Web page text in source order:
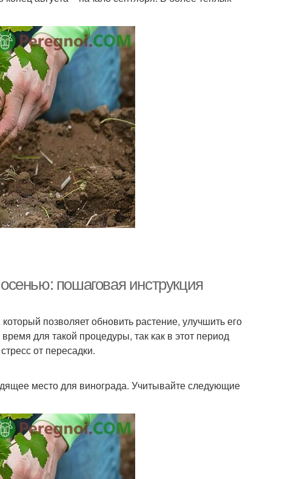
пошаговая инструкция
позволяет обновить растение, улучшить его
для такой процедуры, так как в этот период
от пересадки.
место для винограда. Учитывайте следующие